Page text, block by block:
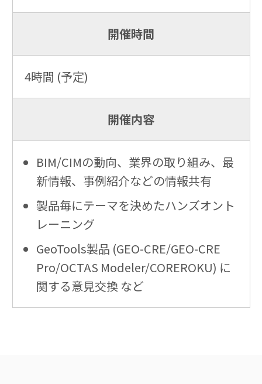
開催時間
4時間 (予定)
開催内容
BIM/CIMの動向、業界の取り組み、最
新情報、事例紹介などの情報共有
製品毎にテーマを決めたハンズオント
レーニング
GeoTools製品 (GEO-CRE/GEO-CRE
Pro/OCTAS Modeler/COREROKU) に
関する意見交換 など